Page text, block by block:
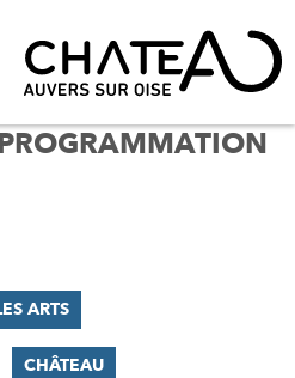
ARTS
CHÂTEAU